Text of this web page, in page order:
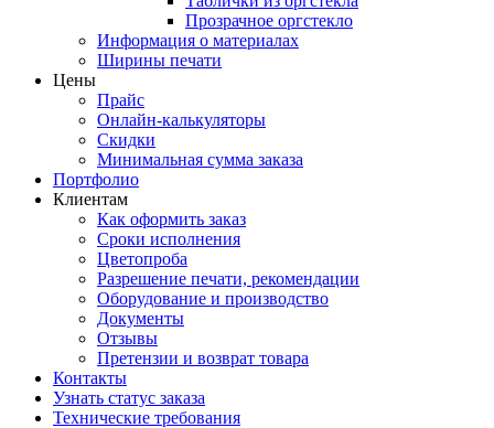
Прозрачное оргстекло
Информация о материалах
Ширины печати
Цены
Прайс
Онлайн-калькуляторы
Скидки
Минимальная сумма заказа
Портфолио
Клиентам
Как оформить заказ
Сроки исполнения
Цветопроба
Разрешение печати, рекомендации
Оборудование и производство
Документы
Отзывы
Претензии и возврат товара
Контакты
Узнать статус заказа
Технические требования